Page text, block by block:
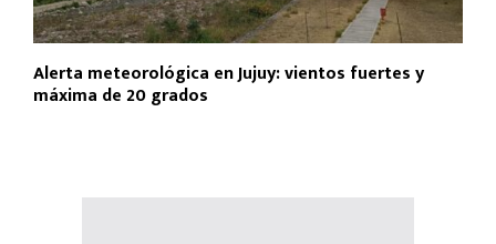
Alerta meteorológica en Jujuy: vientos fuertes y
máxima de 20 grados